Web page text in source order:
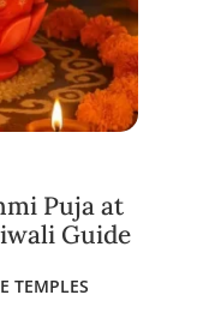
Puja at
Guide
TEMPLES